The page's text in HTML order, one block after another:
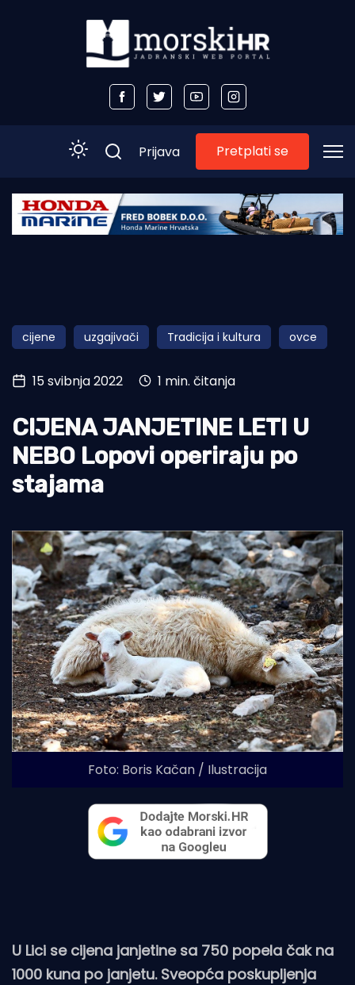
Početna
Obala
Otoci
Turizam i nautika
Pomorstvo
Ribolov
Ekologija
Prijava Pretplati se
cijene uzgajivači Tradicija i kultura ovce
15 svibnja 2022 1 min. čitanja
CIJENA JANJETINE LETI U
NEBO Lopovi operiraju po
stajama
Foto: Boris Kačan / Ilustracija
U Lici se cijena janjetine sa 750 popela čak na
1000 kuna po janjetu. Sveopća poskupljenja